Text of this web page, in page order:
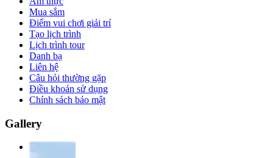
Mua sắm
Điểm vui chơi giải trí
Tạo lịch trình
Lịch trình tour
Danh bạ
Liên hệ
Câu hỏi thường gặp
Điều khoản sử dụng
Chính sách bảo mật
Gallery